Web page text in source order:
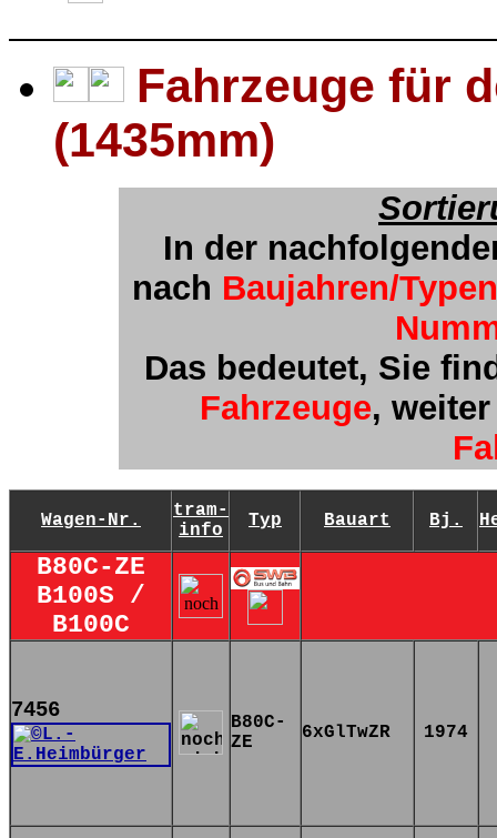
Fahrzeuge für
(1435mm)
In der
nach Baujahren/Typen
Das bedeutet, Sie
Fahrzeuge,
Wagen-Nr.
tram-
info
Typ Bauart Bj.
B80C-ZE
B100S /
B100C
7456
B80C-
ZE
6xGlTwZR 1974